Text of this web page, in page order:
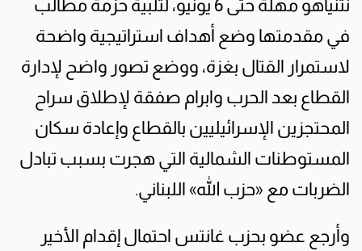
نتنياهو مهلة حتى 6 يونيو، لتلبية حزمة مطالب
في مقدمتها وضع أهداف استراتيجية واضحة
لاستمرار القتال بغزة، ووضع تصور واضح لإدارة
القطاع بعد الحرب وابرام صفقة لإطلاق سراح
المحتجزين الإسرائيليين بالقطاع وإعادة سكان
المستوطنات الشمالية التي هجرت بسبب تبادل
الضربات مع «حزب الله» اللبناني.
وأرجع عضو بحزب غانتس احتمال إقدام الأخير